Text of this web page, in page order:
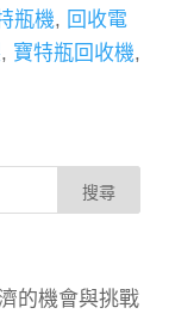
瓶機, 回收電
, 寶特瓶回收機,
的機會與挑戰